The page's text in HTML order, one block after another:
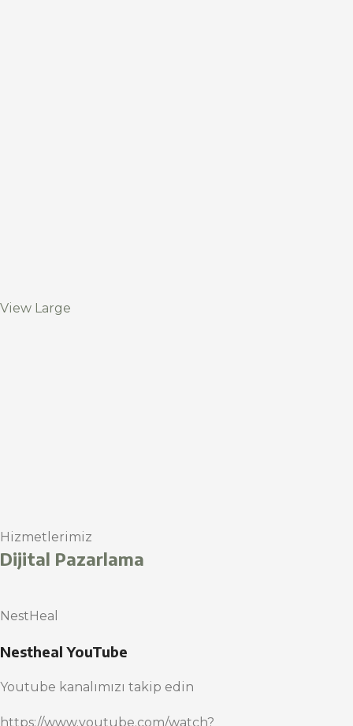
View Large
Hizmetlerimiz
Dijital Pazarlama
NestHeal
Nestheal YouTube
Youtube kanalımızı takip edin
https://www.youtube.com/watch?